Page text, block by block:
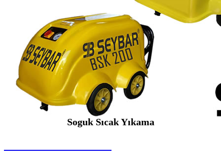
Soguk Sıcak Yıkama